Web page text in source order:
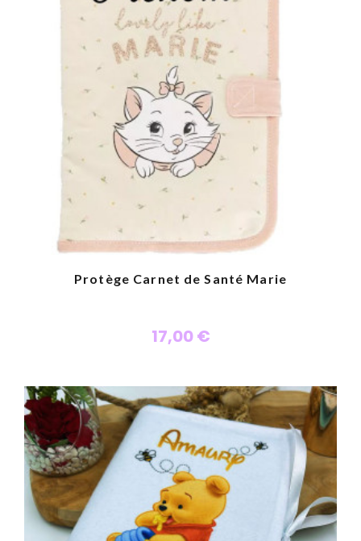
attaches tétines personnalisées, accompagnée
éventuellement d'unesucette personnalisée
La housse de carnet de santé sera personnalisée
avec un texte brodé de votre choix .
Personnaliser
Protège Carnet de Santé Marie
17,00 €